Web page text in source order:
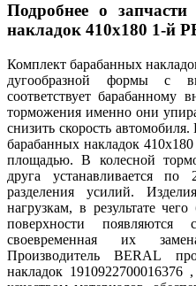
Подробнее о
накладок 410x180 1-й
Комплект барабанных
дугообразной формы с
соответствует барабанному
торможения именно они
снизить скорость
барабанных накладок
площадью. В колесной
друга устанавливается
разделения усилий.
нагрузкам, в результате
поверхности
своевременная их
Производитель BERAL
накладок